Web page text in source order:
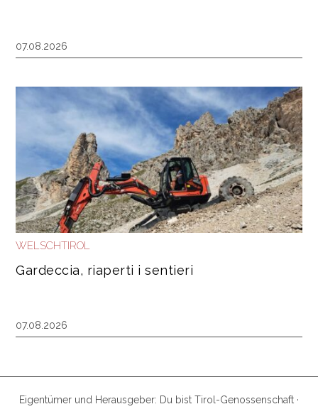
07.08.2026
WELSCHTIROL
Gardeccia, riaperti i sentieri
07.08.2026
Eigentümer und Herausgeber: Du bist Tirol-Genossenschaft ·